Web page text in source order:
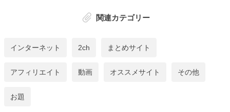
関連カテゴリー
インターネット 2ch まとめサイト
アフィリエイト 動画 オススメサイト その他
お題